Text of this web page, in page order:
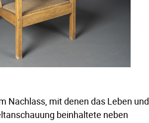
Nachlass, mit denen das Leben und
beinhaltete neben